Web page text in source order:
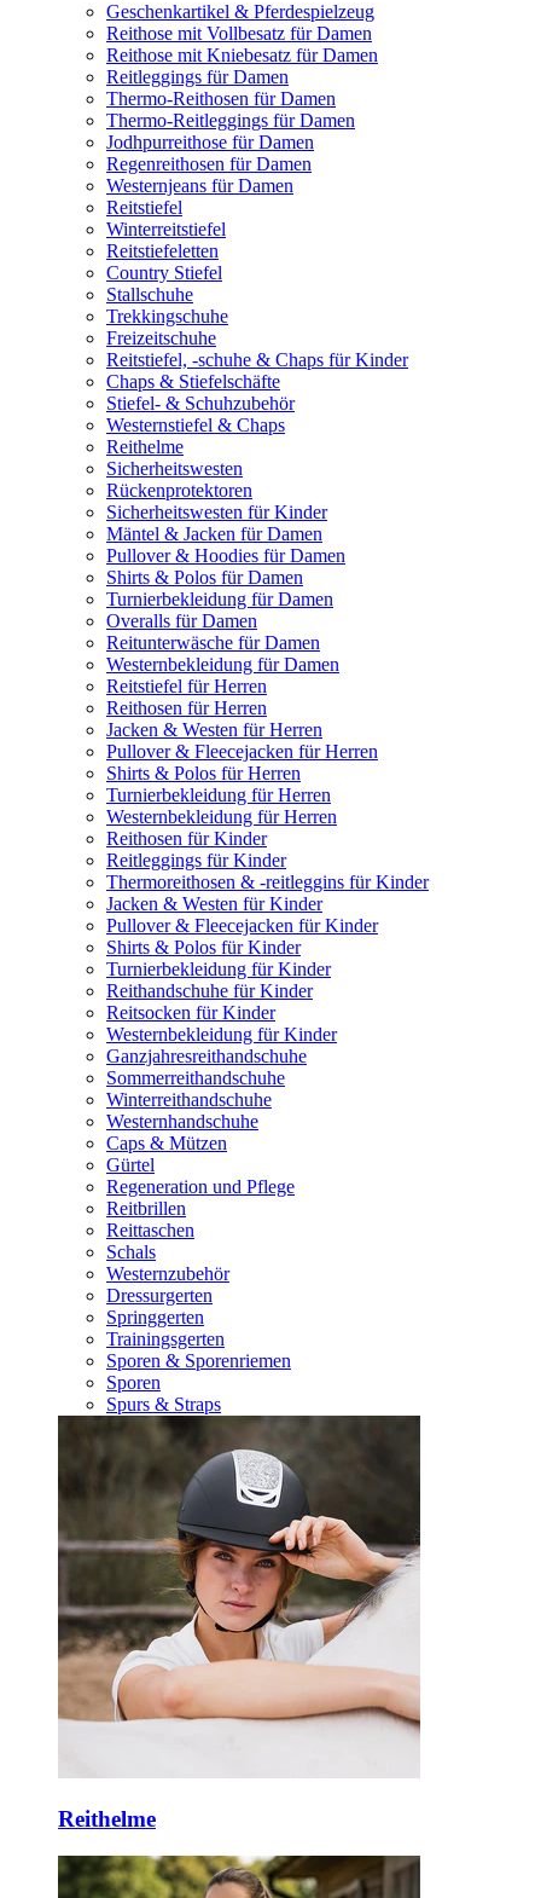
Geschenkartikel & Pferdespielzeug
Reithose mit Vollbesatz für Damen
Reithose mit Kniebesatz für Damen
Reitleggings für Damen
Thermo-Reithosen für Damen
Thermo-Reitleggings für Damen
Jodhpurreithose für Damen
Regenreithosen für Damen
Westernjeans für Damen
Reitstiefel
Winterreitstiefel
Reitstiefeletten
Country Stiefel
Stallschuhe
Trekkingschuhe
Freizeitschuhe
Reitstiefel, -schuhe & Chaps für Kinder
Chaps & Stiefelschäfte
Stiefel- & Schuhzubehör
Westernstiefel & Chaps
Reithelme
Sicherheitswesten
Rückenprotektoren
Sicherheitswesten für Kinder
Mäntel & Jacken für Damen
Pullover & Hoodies für Damen
Shirts & Polos für Damen
Turnierbekleidung für Damen
Overalls für Damen
Reitunterwäsche für Damen
Westernbekleidung für Damen
Reitstiefel für Herren
Reithosen für Herren
Jacken & Westen für Herren
Pullover & Fleecejacken für Herren
Shirts & Polos für Herren
Turnierbekleidung für Herren
Westernbekleidung für Herren
Reithosen für Kinder
Reitleggings für Kinder
Thermoreithosen & -reitleggins für Kinder
Jacken & Westen für Kinder
Pullover & Fleecejacken für Kinder
Shirts & Polos für Kinder
Turnierbekleidung für Kinder
Reithandschuhe für Kinder
Reitsocken für Kinder
Westernbekleidung für Kinder
Ganzjahresreithandschuhe
Sommerreithandschuhe
Winterreithandschuhe
Westernhandschuhe
Caps & Mützen
Gürtel
Regeneration und Pflege
Reitbrillen
Reittaschen
Schals
Westernzubehör
Dressurgerten
Springgerten
Trainingsgerten
Sporen & Sporenriemen
Sporen
Spurs & Straps
Reithelme